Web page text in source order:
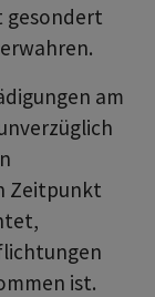
gesondert
am
Zeitpunkt
ist.